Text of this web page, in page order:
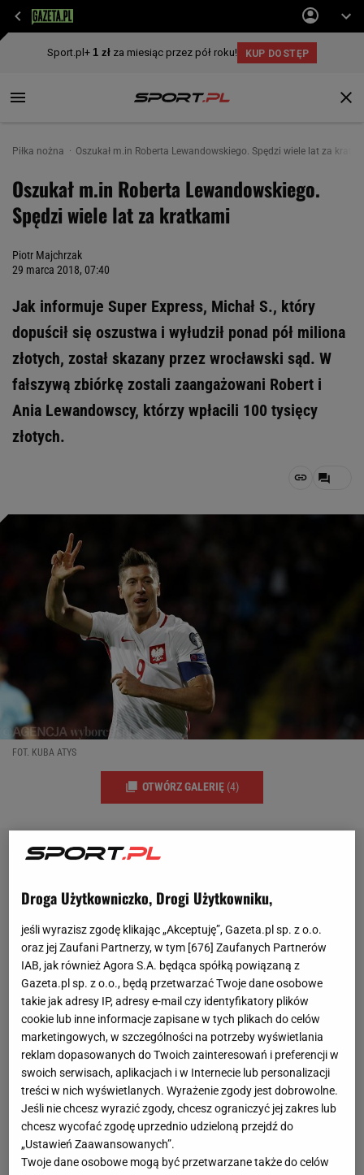
Piłka nożna Oszukał m.in Roberta Lewandowskiego. Spędzi wiele lat za
Oszukał m.in Roberta Lewandowskiego.
Spędzi wiele lat za kratkami
Piotr Majchrzak
29 marca 2018, 07:40
Jak informuje Super Express, Michał S., który
dopuścił się oszustwa i wyłudził ponad pół miliona
złotych, został skazany przez wrocławski sąd. W
fałszywą zbiórkę zostali zaangażowani Robert i
Ania Lewandowscy, którzy wpłacili 100 tysięcy
złotych.
FOT. KUBA ATYS
OTWÓRZ GALERIĘ (4)
Droga Użytkowniczko, Drogi Użytkowniku,
jeśli wyrazisz zgodę klikając „Akceptuję”, Gazeta.pl sp. z o.o.
oraz jej Zaufani Partnerzy, w tym [676] Zaufanych Partnerów
IAB, jak również Agora S.A. będąca spółką powiązaną z
Gazeta.pl sp. z o.o., będą przetwarzać Twoje dane osobowe
takie jak adresy IP, adresy e-mail czy identyfikatory plików
cookie lub inne informacje zapisane w tych plikach do celów
marketingowych, w szczególności na potrzeby wyświetlania
reklam dopasowanych do Twoich zainteresowań i preferencji w
swoich serwisach, aplikacjach i w Internecie lub personalizacji
treści w nich wyświetlanych. Wyrażenie zgody jest dobrowolne.
Jeśli nie chcesz wyrazić zgody, chcesz ograniczyć jej zakres lub
chcesz wycofać zgodę uprzednio udzieloną przejdź do
„Ustawień Zaawansowanych”.
Twoje dane osobowe mogą być przetwarzane także do celów